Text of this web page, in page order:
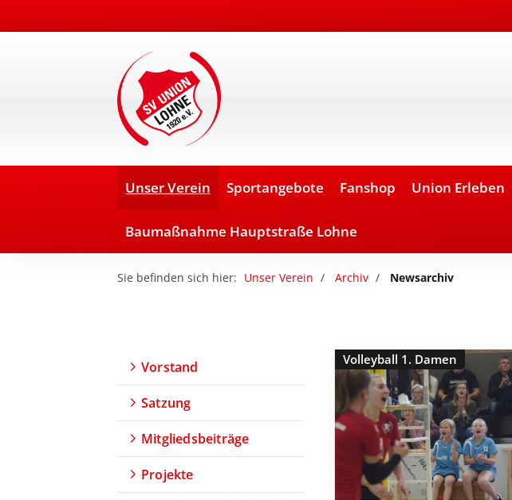
Unser Verein Sportangebote Fanshop Union Erleben
Baumaßnahme Hauptstraße Lohne
Sie befinden sich hier: Unser Verein Archiv Newsarchiv
Volleyball 1. Damen
Vorstand
Satzung
Mitgliedsbeiträge
Projekte